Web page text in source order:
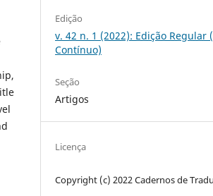
Edição
v. 42 n. 1 (2022): Edição Regular
Contínuo)
Seção
Artigos
Licença
Copyright (c) 2022 Cadernos de